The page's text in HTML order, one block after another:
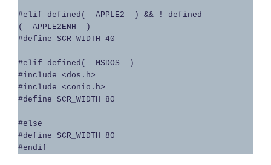
#elif defined(__APPLE2__) && ! defined
(__APPLE2ENH__)
#define SCR_WIDTH 40
#elif defined(__MSDOS__)
#include <dos.h>
#include <conio.h>
#define SCR_WIDTH 80
#else
#define SCR_WIDTH 80
#endif